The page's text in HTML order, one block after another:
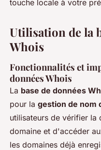
touche locale à votre
Utilisation de la
Whois
Fonctionnalités et
données Whois
La base de données
pour la gestion de nom
utilisateurs de vérifier
domaine et d'accéder
les domaines déjà